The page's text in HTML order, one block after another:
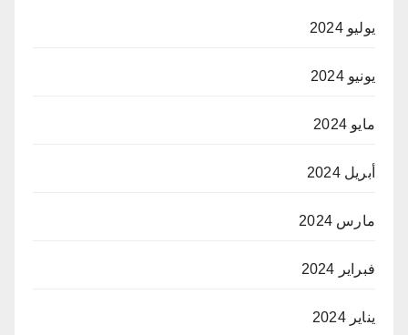
يوليو 2024
يونيو 2024
مايو 2024
أبريل 2024
مارس 2024
فبراير 2024
يناير 2024